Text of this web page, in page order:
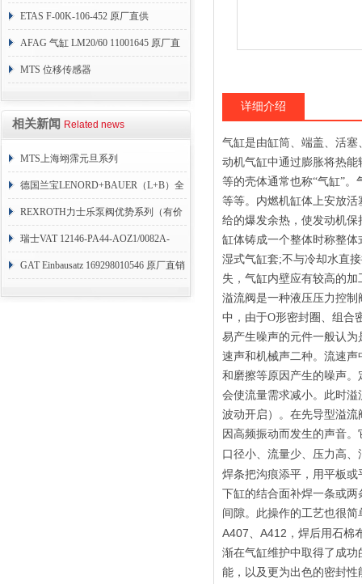
ETAS F-00K-106-452 原厂直供
AFAG 气缸 LM20/60 11001645 原厂直
销
MTS 位移传感器
相关新闻 Related news
MTS上海翊霈元旦系列
RHM3050MR081A01
德国兰宝LENORD+BAUER（L+B）全
系列编码器
REXROTH力士乐泵阀优势系列（有价
目表）
瑞士VAT 12146-PA44-AOZ1/0082A-
1173938
GAT Einbausatz 169298010546 原厂直销
详细介绍
气缸是由缸筒、端盖、活
动机气缸中通过膨胀将热
等的壳体通常也称“气缸”
等等。内燃机缸体上安放
给的爆发余热，使发动机
缸体铸成一个整体时称整
湿式气缸套;不与冷却水直
失，气缸内壁应有较高的
溢流阀是一种液压压力控
中，由于O形密封圈、组合
易产生噪声的元件一般认
速声和机械声二种。流速
和磨擦等原因产生的噪声
会使流量需求减小。此时
波动开启）。在先导型溢
因高频振动而发生的声音
口径小、流量少、压力高
焊条把沟痕添平，用平板
下缸的结合面补焊一条或
间隙。此操作的工艺也很
A407、A412，焊后用石棉
渐在气缸维护中取得了成
能，以及更为出色的密封